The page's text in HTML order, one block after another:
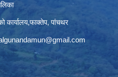
कार्यालय,फाक्तेप, पांचथर